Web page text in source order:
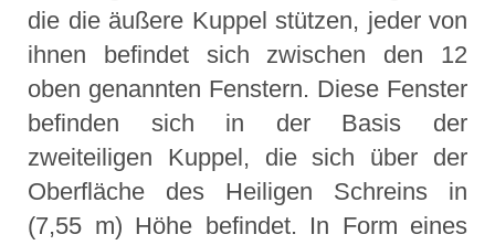
die die äußere Kuppel stützen, jeder von
ihnen befindet sich zwischen den 12
oben genannten Fenstern. Diese Fenster
befinden sich in der Basis der
zweiteiligen Kuppel, die sich über der
Oberfläche des Heiligen Schreins in
(7,55 m) Höhe befindet. In Form eines